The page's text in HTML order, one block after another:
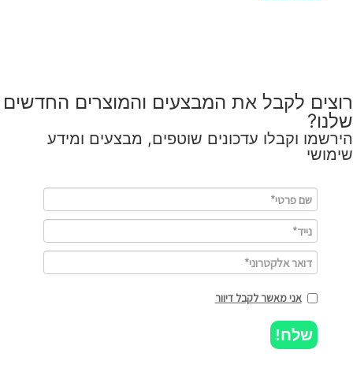
רוצים לקבל את המבצעים והמוצרים החדשים
שלנו?
הירשמו וקבלו עדכונים שוטפים, מבצעים ומידע
שימושי
אני מאשר לקבל דיוור
שלח!